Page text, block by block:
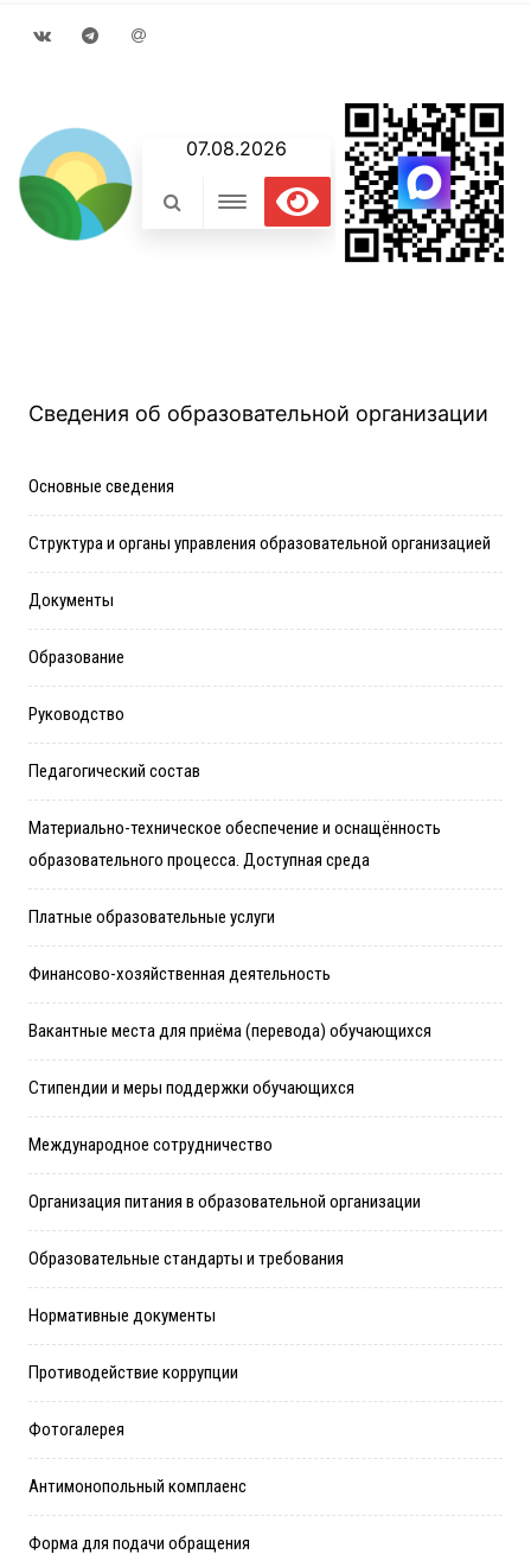
07.08.2026
Сведения об образовательной организации
Основные сведения
Структура и органы управления образовательной организацией
Документы
Образование
Руководство
Педагогический состав
Материально-техническое обеспечение и оснащённость
образовательного процесса. Доступная среда
Платные образовательные услуги
Финансово-хозяйственная деятельность
Вакантные места для приёма (перевода) обучающихся
Стипендии и меры поддержки обучающихся
Международное сотрудничество
Организация питания в образовательной организации
Образовательные стандарты и требования
Нормативные документы
Противодействие коррупции
Фотогалерея
Антимонопольный комплаенс
Форма для подачи обращения